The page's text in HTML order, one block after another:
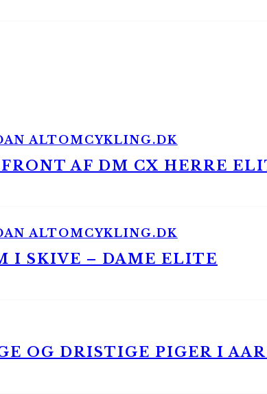
AF DM CX HERRE
I SKIVE – DAME ELITE
OG DRISTIGE PIGER I